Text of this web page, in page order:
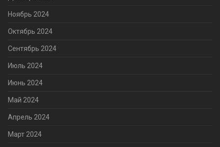
Ноябрь 2024
Октябрь 2024
Сентябрь 2024
Июль 2024
Июнь 2024
Май 2024
Апрель 2024
Март 2024